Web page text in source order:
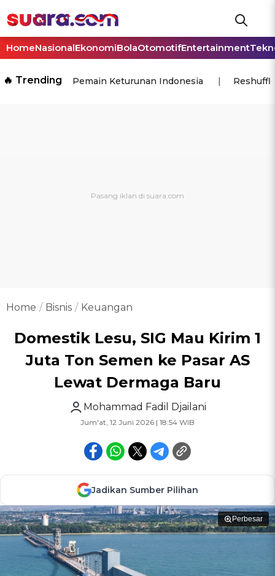
HomeNasionalEkonomiBolaOtomotifEntertainment
🔥 Trending Pemain Keturunan Indonesia
Home Bisnis Keuangan
Domestik Lesu, SIG Mau Kirim 1
Juta Ton Semen ke Pasar AS
Lewat Dermaga Baru
Mohammad Fadil Djailani
Jum'at, 12 Juni 2026 | 18:54 WIB
Jadikan Sumber Pilihan
Perbesar